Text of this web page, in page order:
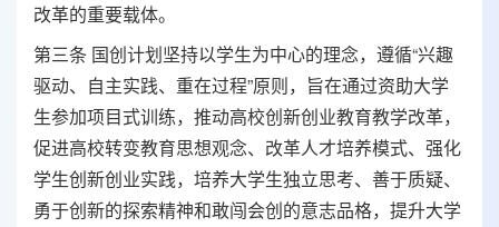
改革的重要载体。
第三条 国创计划坚持以学生为中心的理念，遵循“兴趣
驱动、自主实践、重在过程”原则，旨在通过资助大学
生参加项目式训练，推动高校创新创业教育教学改革，
促进高校转变教育思想观念、改革人才培养模式、强化
学生创新创业实践，培养大学生独立思考、善于质疑、
勇于创新的探索精神和敢闯会创的意志品格，提升大学